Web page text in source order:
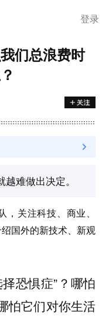
登录
们总浪费时
难做出决定。
关注科技、商业、
国外的新技术、新观
恐惧症”？哪怕
怕它们对你生活